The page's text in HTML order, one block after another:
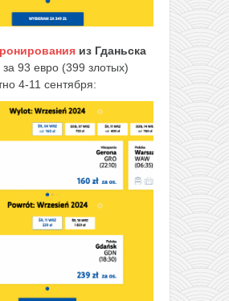
из Гданьска
за 93 евро (399 злотых)
4-11 сентября: